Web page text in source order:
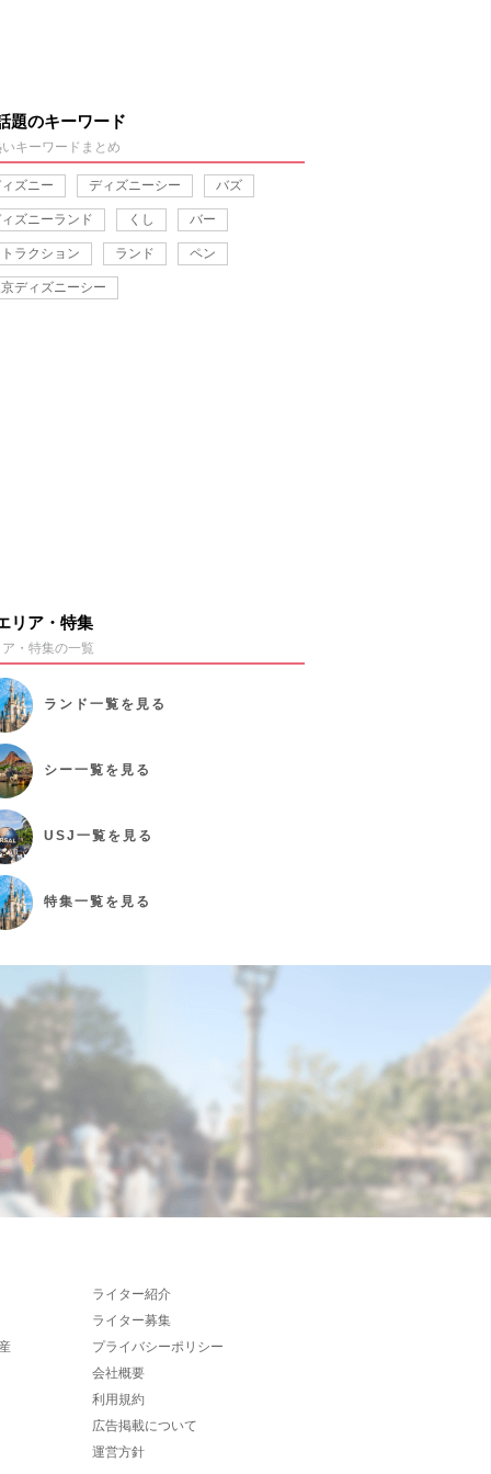
題のキーワード
キーワードまとめ
ズニー ディズニーシー バズ
ズニーランド くし バー
ラクション ランド ペン
ディズニーシー
リア・特集
・特集の一覧
ランド 一覧を見る
シー一覧を見る
USJ 一覧を見る
特集一覧を見る
ライター紹介
ライター募集
プライバシーポリシー
会社概要
利用規約
広告掲載について
運営方針